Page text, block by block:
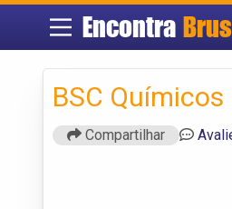
Encontra
BSC Químicos
Compartilhar